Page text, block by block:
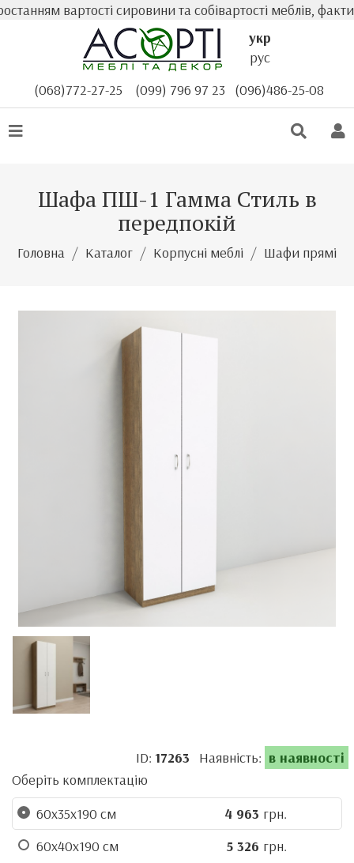
вартості сировини та собівартості меблів,
укр
рус
(068)772-27-25
(099) 796 97 23 (096)486-25-08
Шафа ПШ-1 Гамма Стиль в
передпокій
Головна Каталог Корпусні меблі Шафи прямі
ID: 17263 Наявність: в наявності
Оберіть комплектацію
60х35х190 см
4 963 грн.
60х40х190 см
5 326 грн.